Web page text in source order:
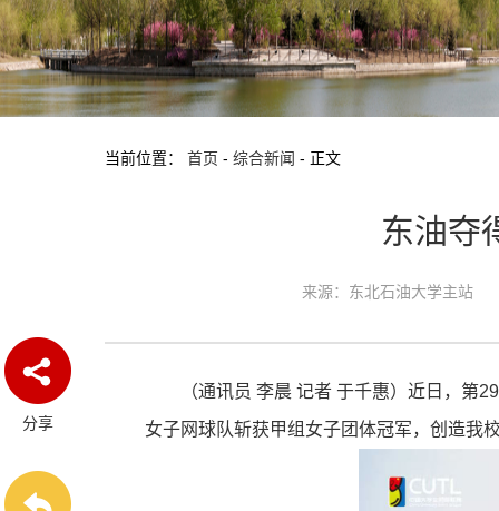
当前位置： 首页 - 综合新闻 - 正文
分享
东油夺
来源：东北石油大学主站
（通讯员 李晨 记者 于千惠）近日，第
女子网球队斩获甲组女子团体冠军，创造我